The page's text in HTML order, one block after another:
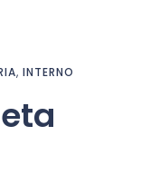
, INTERNO